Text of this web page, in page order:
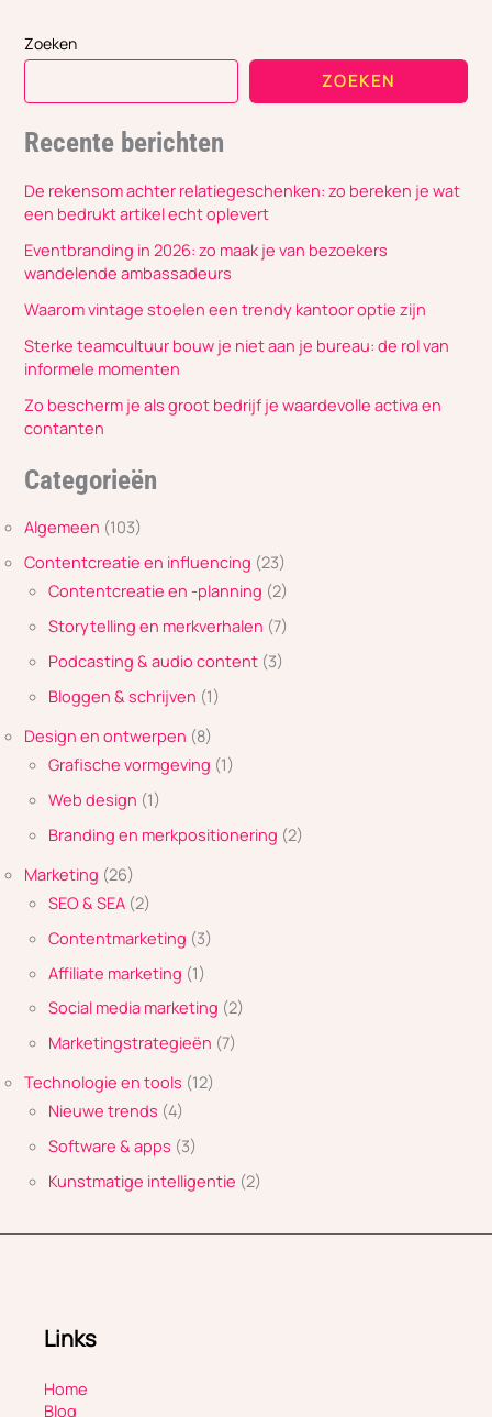
Zoeken
ZOEKEN
Recente berichten
De rekensom achter relatiegeschenken: zo bereken je wat
een bedrukt artikel echt oplevert
Eventbranding in 2026: zo maak je van bezoekers
wandelende ambassadeurs
Waarom vintage stoelen een trendy kantoor optie zijn
Sterke teamcultuur bouw je niet aan je bureau: de rol van
informele momenten
Zo bescherm je als groot bedrijf je waardevolle activa en
contanten
Categorieën
Algemeen (103)
Contentcreatie en influencing (23)
Contentcreatie en -planning (2)
Storytelling en merkverhalen (7)
Podcasting & audio content (3)
Bloggen & schrijven (1)
Design en ontwerpen (8)
Grafische vormgeving (1)
Web design (1)
Branding en merkpositionering (2)
Marketing (26)
SEO & SEA (2)
Contentmarketing (3)
Affiliate marketing (1)
Social media marketing (2)
Marketingstrategieën (7)
Technologie en tools (12)
Nieuwe trends (4)
Software & apps (3)
Kunstmatige intelligentie (2)
Links
Home
Blog